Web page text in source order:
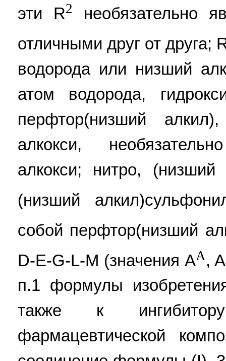
эти R2
необязательно
отличными друг от друга;
водорода или низший
атом водорода,
перфтор(низший
алкокси,
алкокси; нитро, (низший
(низший
собой перфтор(низший
D-E-G-L-M (значения AA,
п.1 формулы
также к
фармацевтической